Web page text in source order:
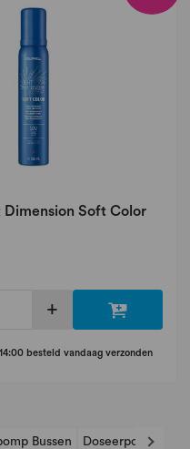
Soft Color
+
besteld vandaag verzonden
Bussen Doseerpomp